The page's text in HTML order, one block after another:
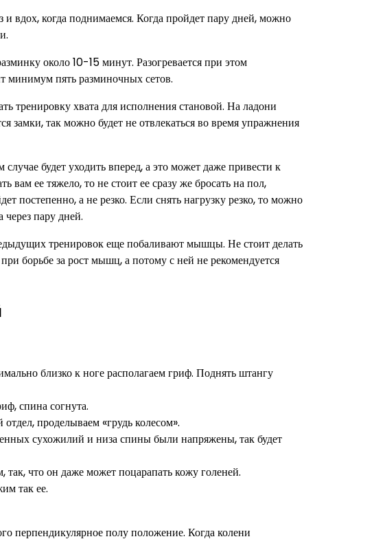
вдох, когда поднимаемся. Когда пройдет пару дней, можно
около 10-15 минут. Разогревается при этом
минимум пять разминочных сетов.
тренировку хвата для исполнения становой. На ладони
замки, так можно будет не отвлекаться во время упражнения
будет уходить вперед, а это может даже привести к
ее тяжело, то не стоит ее сразу же бросать на пол,
постепенно, а не резко. Если снять нагрузку резко, то можно
пару дней.
тренировок еще побаливают мышцы. Не стоит делать
борьбе за рост мышц, а потому с ней не рекомендуется
близко к ноге располагаем гриф. Поднять штангу
спина согнута.
проделываем «грудь колесом».
сухожилий и низа спины были напряжены, так будет
что он даже может поцарапать кожу голеней.
так ее.
перпендикулярное полу положение. Когда колени